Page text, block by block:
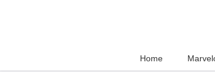
Home